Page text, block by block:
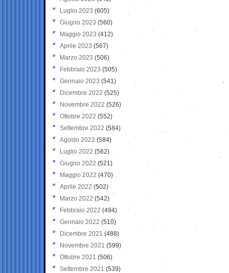
Luglio 2023 (605)
Giugno 2023 (560)
Maggio 2023 (412)
Aprile 2023 (567)
Marzo 2023 (506)
Febbraio 2023 (505)
Gennaio 2023 (541)
Dicembre 2022 (525)
Novembre 2022 (526)
Ottobre 2022 (552)
Settembre 2022 (584)
Agosto 2022 (584)
Luglio 2022 (562)
Giugno 2022 (521)
Maggio 2022 (470)
Aprile 2022 (502)
Marzo 2022 (542)
Febbraio 2022 (494)
Gennaio 2022 (510)
Dicembre 2021 (488)
Novembre 2021 (599)
Ottobre 2021 (506)
Settembre 2021 (539)